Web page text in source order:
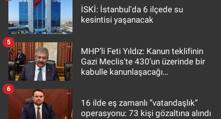
İSKİ: İstanbul'da 6 ilçede su
kesintisi yaşanacak
MHP’li Feti Yıldız: Kanun teklifinin
Gazi Meclis'te 430’un üzerinde bir
kabulle kanunlaşacağı
5
16 ilde eş zamanlı “vatandaşlık”
operasyonu: 73 kişi gözaltına alındı
6